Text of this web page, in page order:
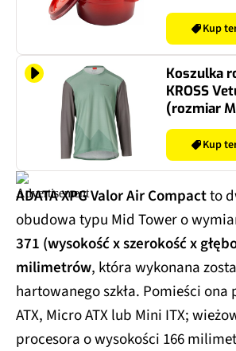
Kup
Koszulka
KROSS
(rozmiar
szary
Kup
ADATA XPG Valor Air Compactto
obudowa typu Mid Tower o
371 (wysokość x szerokość x
milimetrów, która wykonana
hartowanego szkła. Pomieści ona
ATX, Micro ATX lub Mini ITX;
procesora o wysokości 166